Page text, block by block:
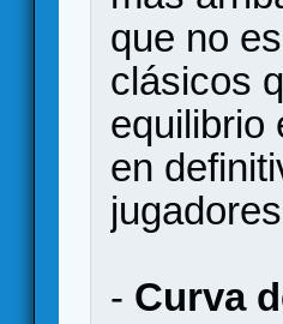
que no
clásicos
equilibrio
en
- Curva